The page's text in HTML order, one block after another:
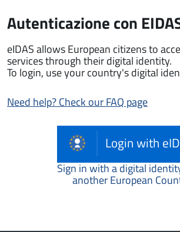
Autenticazione con
eIDAS allows European citizens to
services through their digital identity.
To login, use your country's digital
Need help? Check our FAQ page
Login with
Sign in with a digital
another European